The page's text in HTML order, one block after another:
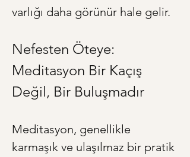
varlığı daha görünür hale gelir.
Nefesten Öteye:
Meditasyon Bir Kaçış
Değil, Bir Buluşmadır
Meditasyon, genellikle
karmaşık ve ulaşılmaz bir pratik